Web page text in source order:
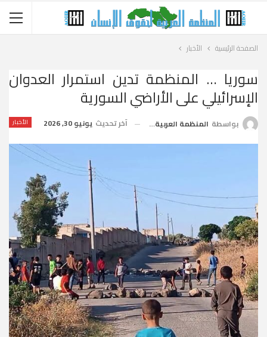
الصفحة الرئيسية الأخبار
سوريا … المنظمة تدين استمرار العدوان
الإسرائيلي على الأراضي السورية
الأخبار بواسطة المنظمة العربية لحقوق الإنسان آخر تحديث يونيو 30, 2026